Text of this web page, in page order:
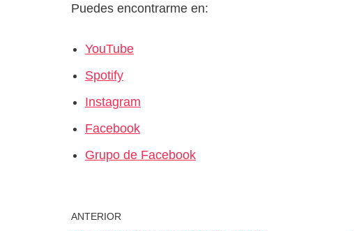
Puedes encontrarme en:
YouTube
Spotify
Instagram
Facebook
Grupo de Facebook
ANTERIOR